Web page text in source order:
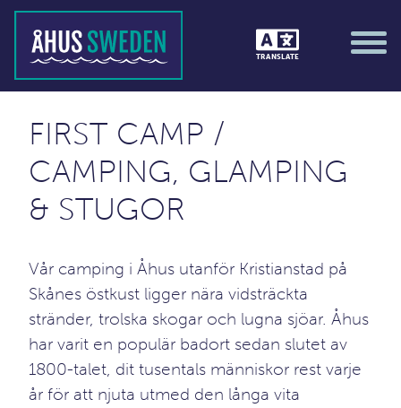
TRANSLATE
FIRST CAMP /
CAMPING, GLAMPING
& STUGOR
Vår camping i Åhus utanför Kristianstad på
Skånes östkust ligger nära vidsträckta
stränder, trolska skogar och lugna sjöar. Åhus
har varit en populär badort sedan slutet av
1800-talet, dit tusentals människor rest varje
år för att njuta utmed den långa vita